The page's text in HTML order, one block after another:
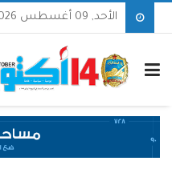
الأحد, 09 أغسطس 2026 - 12:24 ص بتوقيت مدينة عدن